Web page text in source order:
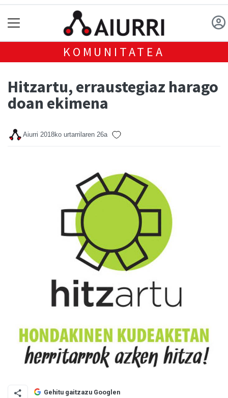
KOMUNITATEA
Hitzartu, erraustegiaz harago
doan ekimena
Aiurri 2018ko urtarrilaren 26a
Gehitu gaitzazu Googlen